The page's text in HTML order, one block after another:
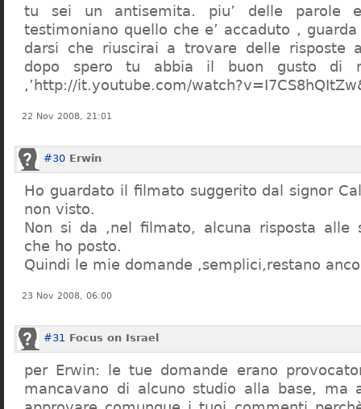
tu sei un antisemita. piu’ delle parole
testimoniano quello che e’ accaduto , guarda
darsi che riuscirai a trovare delle risposte
dopo spero tu abbia il buon gusto di
,’http://it.youtube.com/
22 Nov 2008, 21:01
#30 Erwin
Ho guardato il filmato suggerito dal signor
non visto.
Non si da ,nel filmato, alcuna risposta alle
che ho posto.
Quindi le mie domande ,semplici,restano
23 Nov 2008, 06:00
#31 Focus on Israel
per Erwin: le tue domande erano
mancavano di alcuno studio alla base, ma